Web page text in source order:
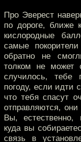
Про Эверест
по дороге, ближе
кислородные
самые
обратно не
толком не может
случилось,
погоду, если идти
что тебя спасут
отправляются,
Вы, естественно,
куда вы
связь в